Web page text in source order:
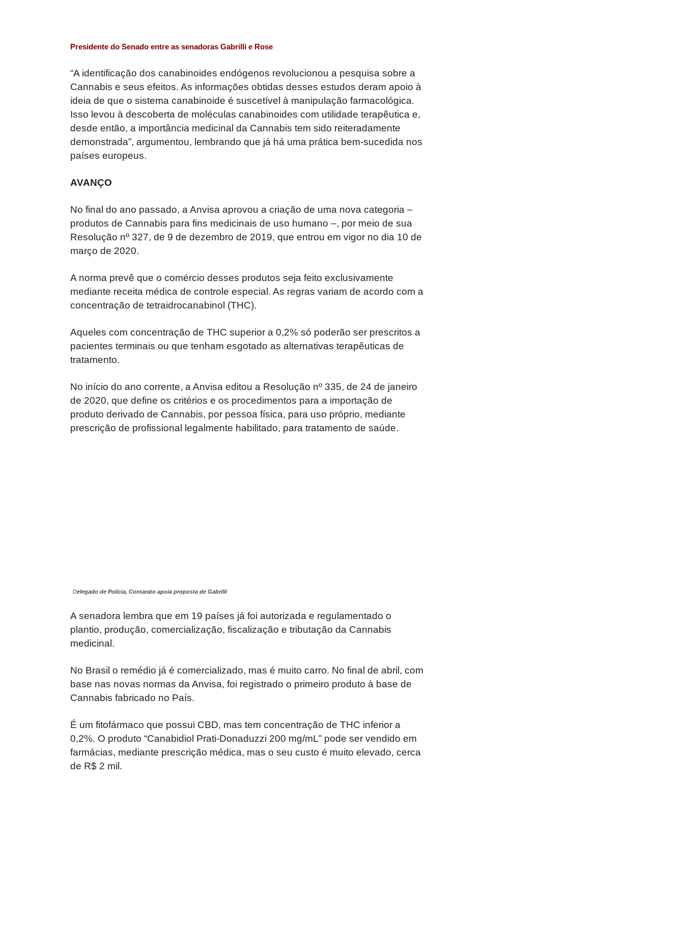
Presidente do Senado entre as senadoras Gabrilli e Rose
“A identificação dos canabinoides endógenos revolucionou a pesquisa sobre a
Cannabis e seus efeitos. As informações obtidas desses estudos deram apoio à
ideia de que o sistema canabinoide é suscetível à manipulação farmacológica.
Isso levou à descoberta de moléculas canabinoides com utilidade terapêutica e,
desde então, a importância medicinal da Cannabis tem sido reiteradamente
demonstrada”, argumentou, lembrando que já há uma prática bem-sucedida nos
países europeus.
AVANÇO
No final do ano passado, a Anvisa aprovou a criação de uma nova categoria –
produtos de Cannabis para fins medicinais de uso humano –, por meio de sua
Resolução nº 327, de 9 de dezembro de 2019, que entrou em vigor no dia 10 de
março de 2020.
A norma prevê que o comércio desses produtos seja feito exclusivamente
mediante receita médica de controle especial. As regras variam de acordo com a
concentração de tetraidrocanabinol (THC).
Aqueles com concentração de THC superior a 0,2% só poderão ser prescritos a
pacientes terminais ou que tenham esgotado as alternativas terapêuticas de
tratamento.
No início do ano corrente, a Anvisa editou a Resolução nº 335, de 24 de janeiro
de 2020, que define os critérios e os procedimentos para a importação de
produto derivado de Cannabis, por pessoa física, para uso próprio, mediante
prescrição de profissional
legalmente habilitado, para tratamento de saúde.
Delegado de Polícia, Contarato apoia proposta de Gabrilli
A senadora lembra que em 19 países já foi autorizada e regulamentado o
plantio, produção, comercialização, fiscalização e tributação da Cannabis
medicinal.
No Brasil o remédio já é comercializado, mas é muito carro. No final de abril, com
base nas novas normas da Anvisa, foi registrado o primeiro produto à base de
Cannabis fabricado no País.
É um fitofármaco que possui CBD, mas tem concentração de THC inferior a
0,2%. O produto “Canabidiol Prati-Donaduzzi 200 mg/mL” pode ser vendido em
farmácias, mediante prescrição médica, mas o seu custo é muito elevado, cerca
de R$ 2 mil.